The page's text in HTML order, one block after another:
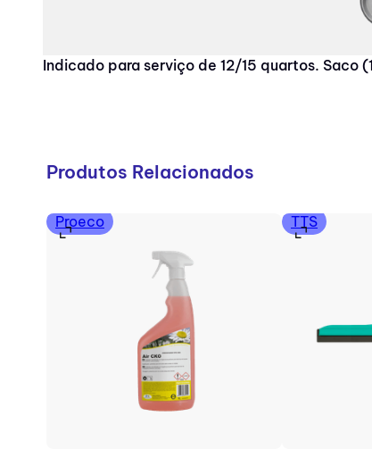
Indicado para serviço de 12/15 quartos. Saco
Produtos Relacionados
Proeco TTS